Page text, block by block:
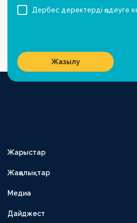
Жарыстар
1XBET БІРІНШІ ЛИГА
OLIMPBET КУБОК
ЕКІНШІ ЛИГА
Жаңалықтар
Медиа
Дайджест
Дербес деректерді өңдеуге
Жазылу